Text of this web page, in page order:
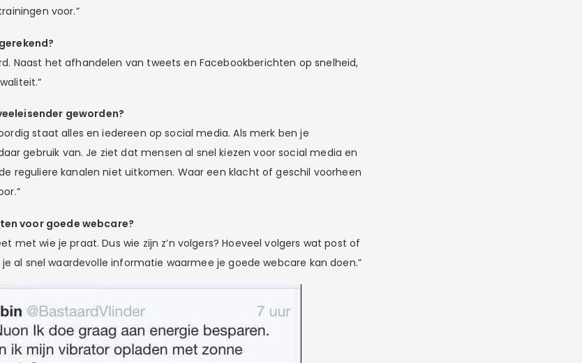
voor.”
Naast het afhandelen van tweets en Facebookberichten op snelheid,
geworden?
staat alles en iedereen op social media. Als merk ben je
gebruik van. Je ziet dat mensen al snel kiezen voor social media en
reguliere kanalen niet uitkomen. Waar een klacht of geschil voorheen
voor goede webcare?
met wie je praat. Dus wie zijn z’n volgers? Hoeveel volgers wat post of
al snel waardevolle informatie waarmee je goede webcare kan doen.”